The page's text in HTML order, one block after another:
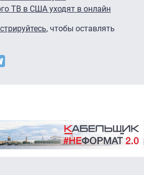
ТВ в США уходят в онлайн
, чтобы оставлять